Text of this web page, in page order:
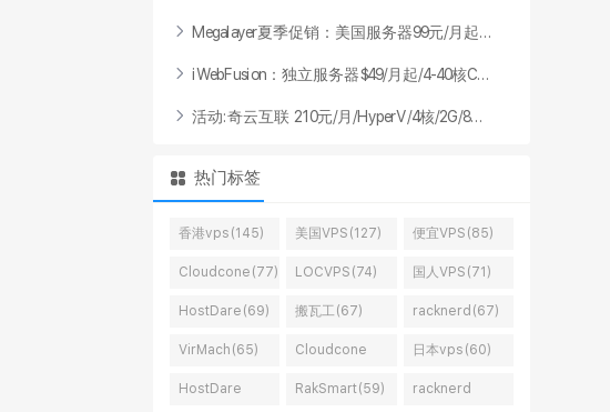
Megalayer夏季促销 ： 美国服务器99元/月 起...
iWebFusion ： 独立服务器$49/月 起/4-40核C...
活动:奇云互联 210元/月 /HyperV/4核/2G/8...
热门标签
香港vps(145) 美国VPS(127) 便宜VPS(85)
Cloudcone(77) LOCVPS(74) 国人VPS(71)
HostDare(69) 搬瓦工(67) racknerd(67)
VirMach(65) Cloudcone
vps(65)
日本vps(60)
HostDare RakSmart(59) racknerd